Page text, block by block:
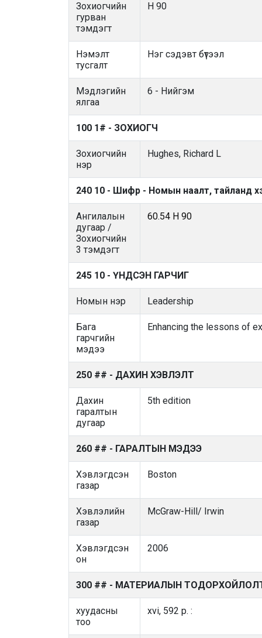
Зохиогчийн
гурван
тэмдэгт
H 90
Нэмэлт
тусгалт
Нэг сэдэвт бүтээл
Мэдлэгийн
ялгаа
6 - Нийгэм
100 1# - ЗОХИОГЧ
Зохиогчийн
нэр
Hughes, Richard L
240 10 - Шифр - Номын наалт, тайланд
Ангилалын
дугаар /
Зохиогчийн
3 тэмдэгт
60.54 H 90
245 10 - ҮНДСЭН ГАРЧИГ
Номын нэр Leadership
Бага
гарчгийн
мэдээ
Enhancing the lessons of
250 ## - ДАХИН ХЭВЛЭЛТ
Дахин
гаралтын
дугаар
5th edition
260 ## - ГАРАЛТЫН МЭДЭЭ
Хэвлэгдсэн
газар
Boston
Хэвлэлийн
газар
McGraw-Hill/ Irwin
Хэвлэгдсэн
он
2006
300 ## - МАТЕРИАЛЫН
хуудасны
тоо
xvi, 592 p. :